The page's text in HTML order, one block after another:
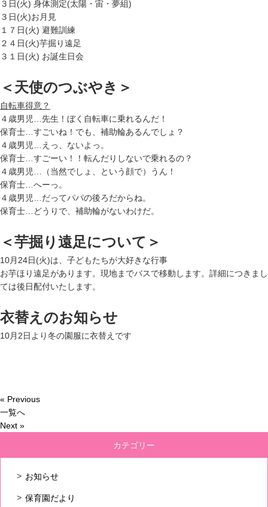
３日(火) 身体測定(太陽・宙・夢組)
３日(火)お月見
１７日(火) 避難訓練
２４日(火)芋掘り遠足
３１日(火) お誕生日会
＜天使のつぶやき＞
自転車得意？
４歳男児…先生！ぼく自転車に乗れるんだ！
保育士…すごいね！でも、補助輪あるんでしょ？
４歳男児…えっ、ないよっ。
保育士…すごーい！！転んだりしないで乗れるの？
４歳男児…（当然でしょ、という顔で）うん！
保育士…へーっ。
４歳男児…だってパパの後ろだからね。
保育士…どうりで、補助輪がないわけだ。
＜芋掘り遠足について＞
10月24日(火)は、子どもたちが大好きな行事
お芋ほり遠足があります。現地までバスで移動します。詳細につきまし
ては後日配付いたします。
衣替えのお知らせ
10月2日より冬の園服に衣替えです
« Previous
一覧へ
Next »
カテゴリー
お知らせ
保育園だより